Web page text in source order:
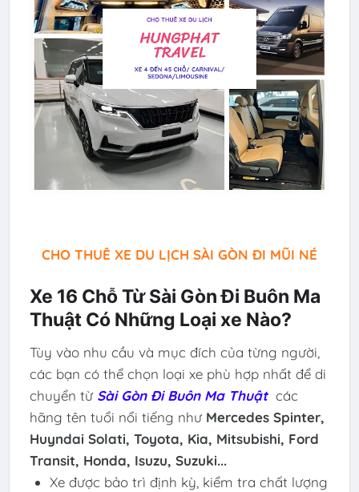
CHO THUÊ XE DU LỊCH SÀI GÒN ĐI MŨI NÉ
Xe 16 Chỗ Từ Sài Gòn Đi Buôn Ma
Thuật Có Những Loại xe Nào?
Tùy vào nhu cầu và mục đích của từng người,
các bạn có thể chọn loại xe phù hợp nhất để di
chuyển từ Sài Gòn Đi Buôn Ma Thuật các
hãng tên tuổi nổi tiếng như Mercedes Spinter,
Huyndai Solati, Toyota, Kia, Mitsubishi, Ford
Transit, Honda, Isuzu, Suzuki...
Xe được bảo trì định kỳ, kiểm tra chất lượng